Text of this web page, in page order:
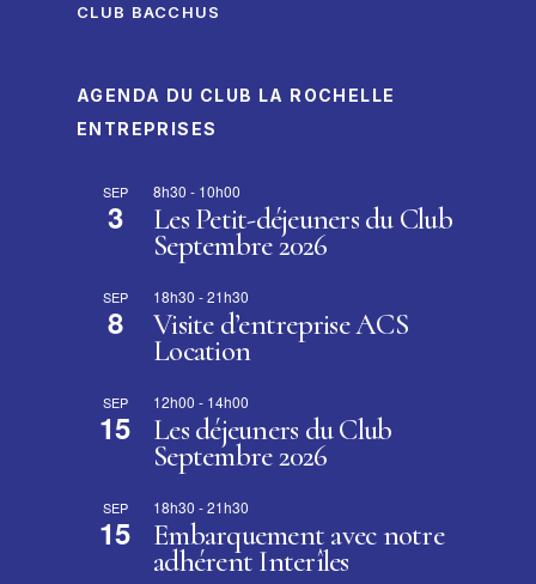
CLUB BACCHUS
AGENDA DU CLUB LA ROCHELLE
ENTREPRISES
SEP
3
8h30 - 10h00
Les Petit-déjeuners du Club
Septembre 2026
SEP
8
18h30 -21h30
Visite d’entreprise ACS
Location
SEP
15
12h00 - 14h00
Les déjeuners du Club
Septembre 2026
SEP
15
18h30 -21h30
Embarquement avec notre
adhérent Interîles